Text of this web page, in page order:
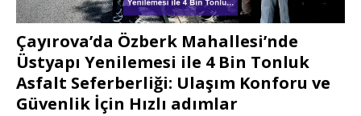
Çayırova’da Özberk Mahallesi’nde
Üstyapı Yenilemesi ile 4 Bin Tonluk
Asfalt Seferberliği: Ulaşım Konforu ve
Güvenlik İçin Hızlı adımlar